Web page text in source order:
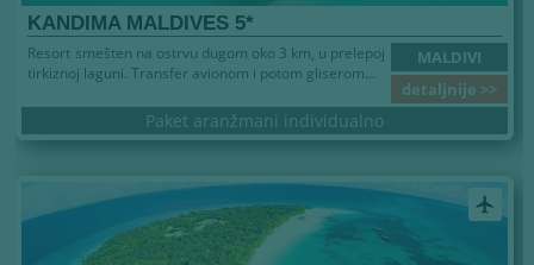
KANDIMA MALDIVES 5*
MALDIVI
detaljnije >>
Resort smešten na ostrvu dugom oko 3 km, u prelepoj
tirkiznoj laguni. Transfer avionom i potom gliserom...
Paket aranžmani individualno
airplanemode_active